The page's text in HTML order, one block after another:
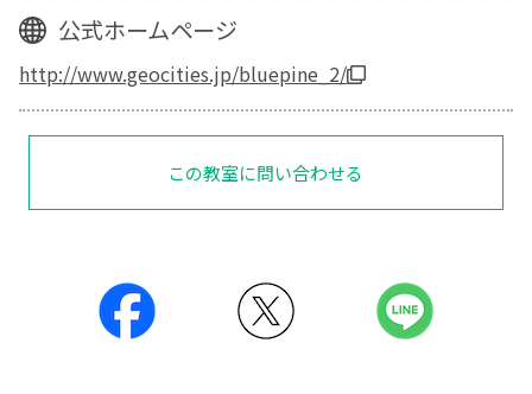
公式ホームページ
http://www.geocities.jp/bluepine_2/
この教室に問い合わせる